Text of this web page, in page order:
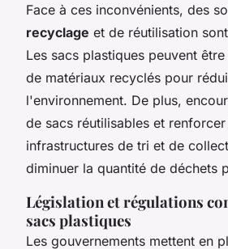
Face à ces inconvénients, des
recyclage et de réutilisation
Les sacs plastiques peuvent
de matériaux recyclés pour
l'environnement. De plus,
de sacs réutilisables et
infrastructures de tri et de
diminuer la quantité de déchets
Législation et régulations
sacs plastiques
Les gouvernements mettent en